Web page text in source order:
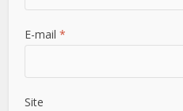
E-mail*
Site